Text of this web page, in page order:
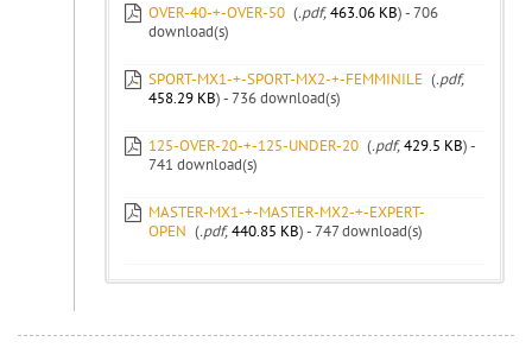
OVER-40-+-OVER-50 (.pdf,463.06 KB) - 706
download(s)
SPORT-MX1-+-SPORT-MX2-+-FEMMINILE (.pdf,
458.29 KB) - 736 download(s)
125-OVER-20-+-125-UNDER-20 (.pdf,429.5 KB) -
741 download(s)
MASTER-MX1-+-MASTER-MX2-+-EXPERT-
OPEN (.pdf,440.85 KB) - 747 download(s)